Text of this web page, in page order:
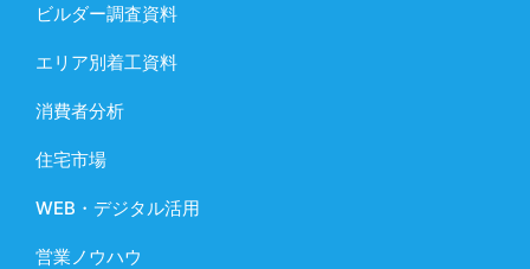
ビルダー調査資料
エリア別着工資料
消費者分析
住宅市場
WEB・デジタル活用
営業ノウハウ